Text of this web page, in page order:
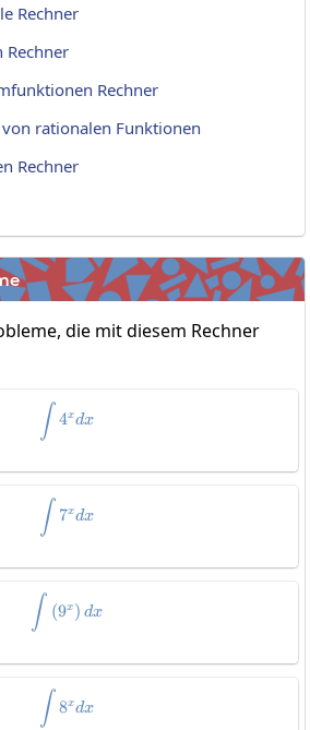
Rechner
Rechner
rationalen Funktionen
Rechner
die mit diesem Rechner
\int4^xdx
∫ 4xdx
\int7^xdx
∫ 7xdx
\int\left(9^x\right)dx
∫ (9x ) dx
\int8^xdx
∫ 8xdx